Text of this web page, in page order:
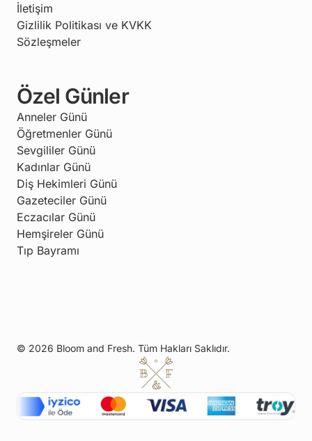
İletişim
Gizlilik Politikası ve KVKK
Sözleşmeler
Özel Günler
Anneler Günü
Öğretmenler Günü
Sevgililer Günü
Kadınlar Günü
Diş Hekimleri Günü
Gazeteciler Günü
Eczacılar Günü
Hemşireler Günü
Tıp Bayramı
© 2026 Bloom and Fresh. Tüm Hakları Saklıdır.